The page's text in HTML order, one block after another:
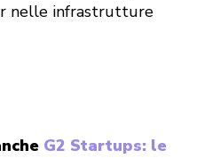
nelle infrastrutture
G2 Startups: le